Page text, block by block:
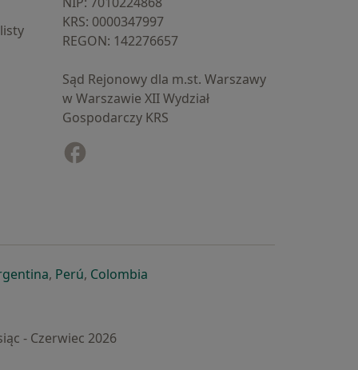
KRS: ⁠0000347997
REGON: ⁠142276657
Sąd Rejonowy dla m.st. Warszawy
w Warszawie XII Wydział
Gospodarczy KRS
karcie
w nowej karcie
się w nowej karcie
otwiera się w nowej karcie
, Perúotwiera się w nowej karcie
, Colombiaotwiera się w nowej karcie
- Czerwiec 2026